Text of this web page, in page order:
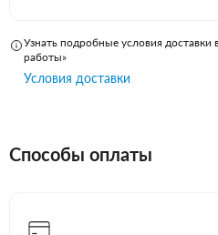
Узнать подробные условия
работы»
Условия доставки
Способы оплаты